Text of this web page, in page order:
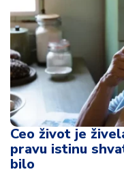
Ceo život je
pravu istinu
bilo